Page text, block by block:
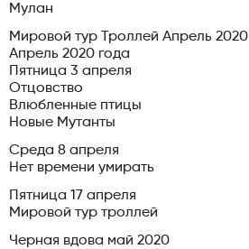
Мулан
Мировой тур Троллей Апрель 2020
Апрель 2020 года
Пятница 3 апреля
Отцовство
Влюбленные птицы
Новые Мутанты
Среда 8 апреля
Нет времени умирать
Пятница 17 апреля
Мировой тур троллей
Черная вдова май 2020